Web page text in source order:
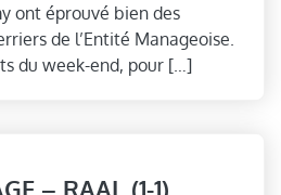
ont éprouvé bien des
de l’Entité Manageoise.
du week-end, pour […]
– RAAL (1-1)